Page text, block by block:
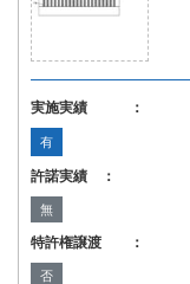
実施実績 ：
有
許諾実績 ：
無
特許権譲渡 ：
否